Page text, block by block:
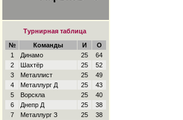
Турнирная таблица
№ Команды И
О
1
Динамо 25
64
2
Шахтёр 25
52
3
Металлист 25
49
4
Металлург Д 25
43
5
Ворскла 25
40
6
Днепр Д 25
38
7
Металлург З 25
38